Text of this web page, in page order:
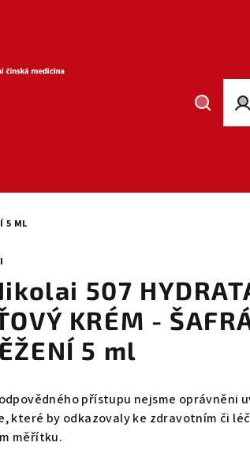
5 ML
507
KRÉM -
5 ml
přístupu nejsme oprávněni
které by odkazovaly ke zdravotním či
měřítku.